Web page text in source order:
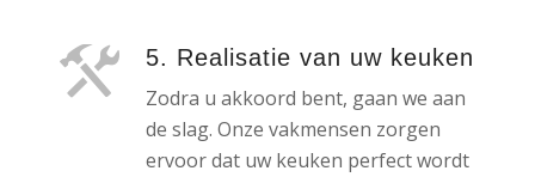
5. Realisatie van uw keuken
Zodra u akkoord bent, gaan we aan
de slag. Onze vakmensen zorgen
ervoor dat uw keuken perfect wordt